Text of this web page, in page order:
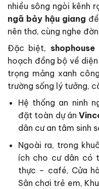
nhiều sông ngòi kênh
ngã bảy hậu giang
nên thơ, cùng nghe
Đặc biệt,
hoạch đồng bộ về
trọng mảng xanh
trường sống lý tưởng,
Hệ thống an ninh
đặt toàn dự án
dân cư an tâm sinh
Ngoài ra, trong
ích cho cư dân có
thực – café, Cửa
Sân chơi trẻ em,